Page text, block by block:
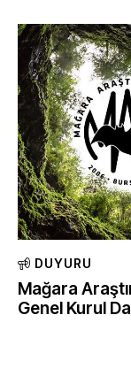
DUYURU
Mağara
Genel Kurul